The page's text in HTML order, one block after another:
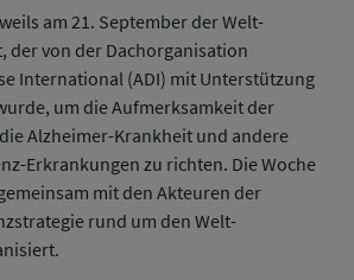
am 21. September der Welt-
der von der Dachorganisation
International (ADI) mit Unterstützung
um die Aufmerksamkeit der
Alzheimer-Krankheit und andere
Erkrankungen zu richten. Die Woche
mit den Akteuren der
rund um den Welt-